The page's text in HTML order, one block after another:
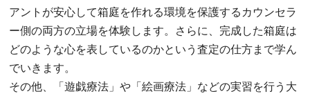
アントが安心して箱庭を作れる環境を保護するカウンセラ
ー側の両方の立場を体験します。さらに、完成した箱庭は
どのような心を表しているのかという査定の仕方まで学ん
でいきます。
その他、「遊戯療法」や「絵画療法」などの実習を行う大